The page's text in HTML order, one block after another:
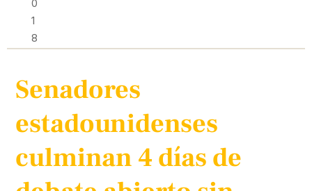
0
1
8
Senadores
estadounidenses
culminan 4 días de